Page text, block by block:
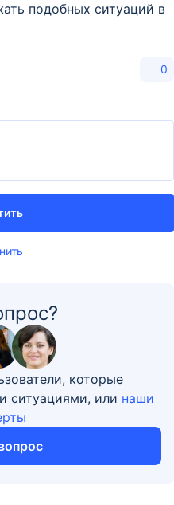
подобных ситуаций в
0
которые
ситуациями, или наши